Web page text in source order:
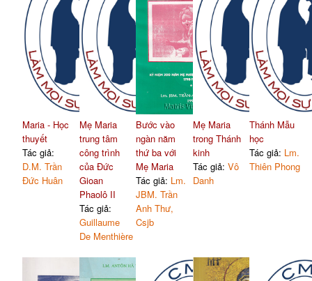
Maria - Học
thuyết
Tác giả:
D.M. Trần
Đức Huân
Mẹ Maria
trung tâm
công trình
của Đức
Gioan
Phaolô II
Tác giả:
Guillaume
De Menthière
Bước vào
ngàn năm
thứ ba với
Mẹ Maria
Tác giả: Lm.
JBM. Trần
Anh Thư,
Csjb
Mẹ Maria
trong Thánh
kinh
Tác giả: Vô
Danh
Thánh Mẫu
học
Tác giả: Lm.
Thiên Phong